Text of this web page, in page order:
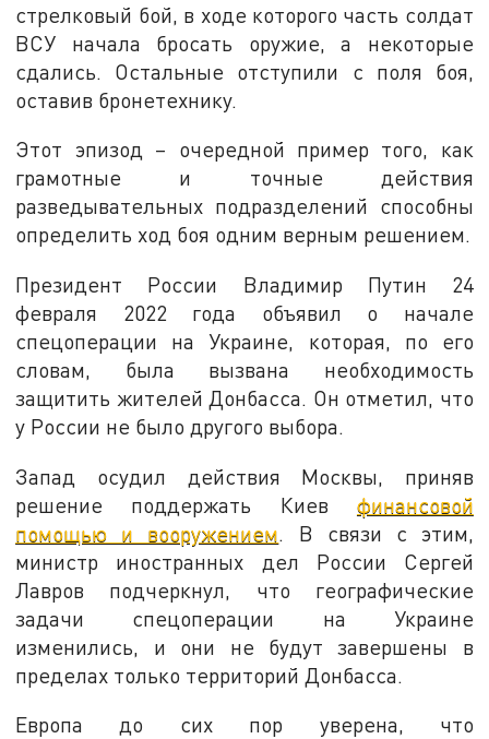
стрелковый бой, в ходе которого часть солдат
ВСУ начала бросать оружие, а некоторые
сдались. Остальные отступили с поля боя,
оставив бронетехнику.
Этот эпизод – очередной пример того, как
грамотные и точные действия
разведывательных подразделений способны
определить ход боя одним верным решением.
Президент России Владимир Путин 24
февраля 2022 года объявил о начале
спецоперации на Украине, которая, по его
словам, была вызвана необходимость
защитить жителей Донбасса. Он отметил, что
у России не было другого выбора.
Запад осудил действия Москвы, приняв
решение поддержать Киев финансовой
помощью и вооружением . В связи с этим,
министр иностранных дел России Сергей
Лавров подчеркнул, что географические
задачи спецоперации на Украине
изменились, и они не будут завершены в
пределах только территорий Донбасса.
Европа до сих пор уверена, что